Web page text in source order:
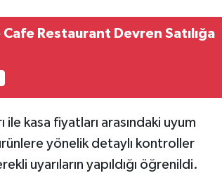
Cafe Restaurant Devren Satılığa
kasa fiyatları arasındaki uyum
yönelik detaylı kontroller
uyarıların yapıldığı öğrenildi.